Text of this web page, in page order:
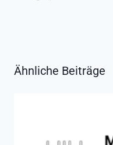
Ähnliche Beiträge